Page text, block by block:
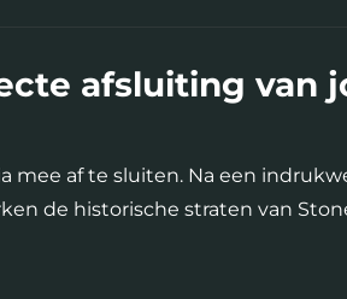
afsluiting van
mee af te sluiten. Na een
de historische straten van